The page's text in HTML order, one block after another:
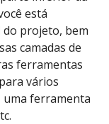
está
projeto, bem
camadas de
ferramentas
vários
uma ferramenta